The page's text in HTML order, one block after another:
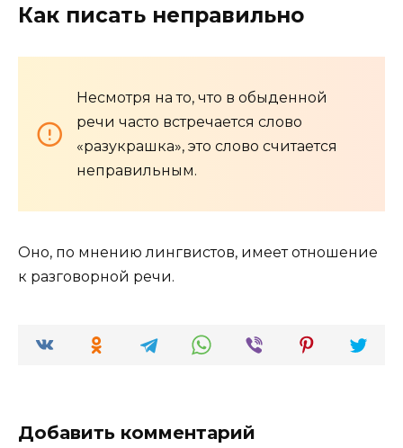
Как писать неправильно
Несмотря на то, что в обыденной
речи часто встречается слово
«разукрашка», это слово считается
неправильным.
Оно, по мнению лингвистов, имеет отношение
к разговорной речи.
Добавить комментарий